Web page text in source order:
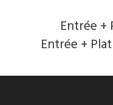
Entrée +
Entrée +